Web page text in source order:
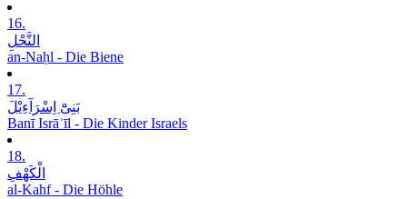
16.
النَّحْلِ
an-Naḥl - Die Biene
17.
بَنِیْٓ اِسْرَآءِیْلَ
Banī Isrāʾīl - Die Kinder Israels
18.
الْکَھْفِ
al-Kahf - Die Höhle